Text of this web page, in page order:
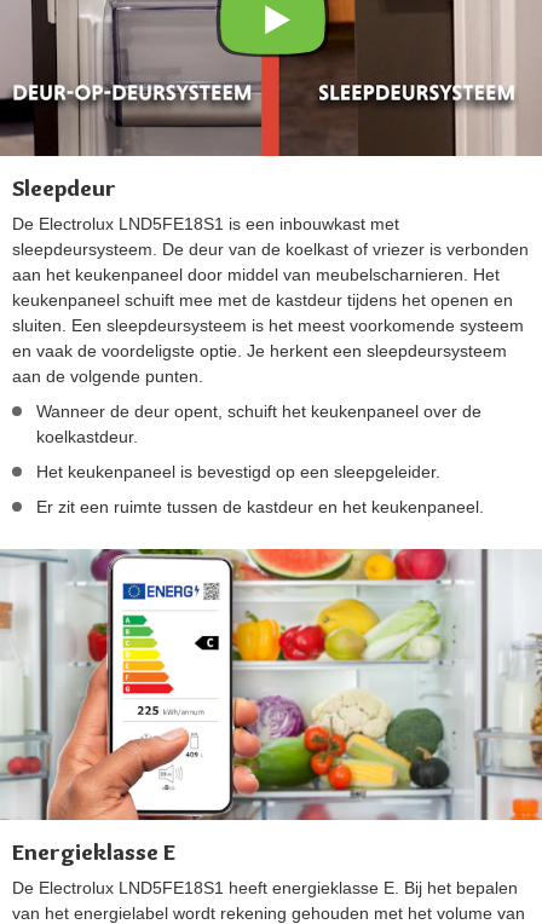
Sleepdeur
De Electrolux LND5FE18S1 is een inbouwkast met
sleepdeursysteem. De deur van de koelkast of vriezer is verbonden
aan het keukenpaneel door middel van meubelscharnieren. Het
keukenpaneel schuift mee met de kastdeur tijdens het openen en
sluiten. Een sleepdeursysteem is het meest voorkomende systeem
en vaak de voordeligste optie. Je herkent een sleepdeursysteem
aan de volgende punten.
Wanneer de deur opent, schuift het keukenpaneel over de
koelkastdeur.
Het keukenpaneel is bevestigd op een sleepgeleider.
Er zit een ruimte tussen de kastdeur en het keukenpaneel.
Energieklasse E
De Electrolux LND5FE18S1 heeft energieklasse E. Bij het bepalen
van het energielabel wordt rekening gehouden met het volume van